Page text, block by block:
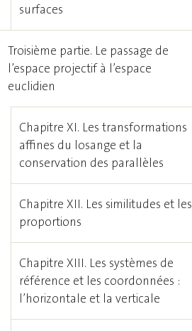
surfaces
Troisième partie. Le passage de
l’espace projectif à l’espace
euclidien
Chapitre XI. Les transformations
affines du losange et la
conservation des parallèles
Chapitre XII. Les similitudes et les
proportions
Chapitre XIII. Les systèmes de
référence et les coordonnées :
l’horizontale et la verticale